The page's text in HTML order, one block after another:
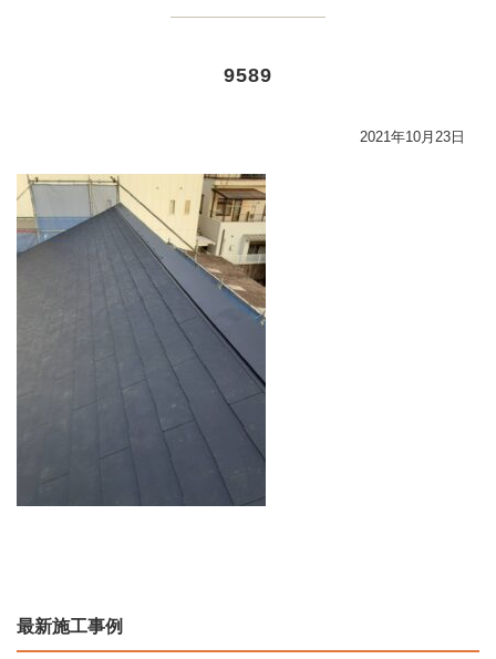
9589
2021年10月23日
最新施工事例